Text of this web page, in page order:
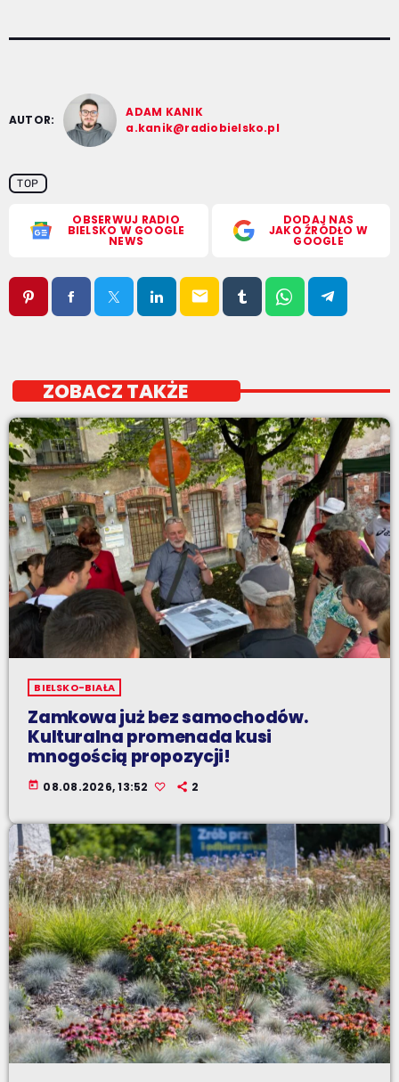
AUTOR:
ADAM KANIK
a.kanik@radiobielsko.pl
TOP
OBSERWUJ RADIO
BIELSKO W GOOGLE
NEWS
DODAJ NAS
JAKO ŹRÓDŁO W
GOOGLE
email
ZOBACZ TAKŻE
BIELSKO-BIAŁA
Zamkowa już bez samochodów.
Kulturalna promenada kusi
mnogością propozycji!
today 08.08.2026, 13:52 2